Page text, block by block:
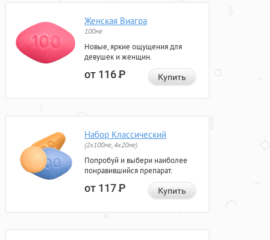
Женская Виагра
100мг
Новые, яркие ощущения для
девушек и женщин.
от 116Р Купить
Набор Классический
(2x100мг, 4x20мг)
Попробуй и выбери наиболее
понравившийся препарат.
от 117Р Купить